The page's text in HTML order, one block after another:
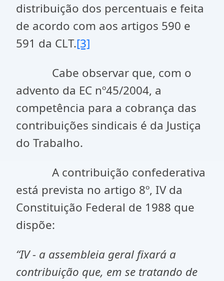
distribuição dos percentuais e feita
de acordo com aos artigos 590 e
591 da CLT.[3]
Cabe observar que, com o
advento da EC nº45/2004, a
competência para a cobrança das
contribuições sindicais é da Justiça
do Trabalho.
A contribuição confederativa
está prevista no artigo 8º, IV da
Constituição Federal de 1988 que
dispõe:
“IV - a assembleia geral fixará a
contribuição que, em se tratando de